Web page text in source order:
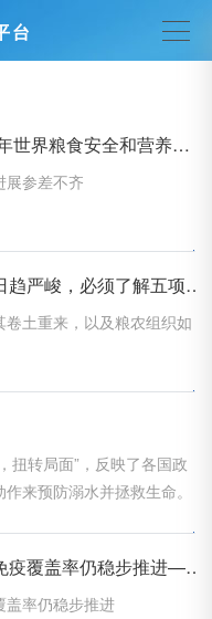
台
联合国五大机构联合发布《2026年世界粮食安全和营养状况》报告
展参差不齐
新世界螺旋蝇对动物健康的威胁日趋严峻，必须了解五项关键信息
土重来，以及粮农组织如
扭转局面”，反映了各国政
来预防溺水并拯救生命。
尽管存在冲突和犹豫，全球儿童免疫覆盖率仍稳步推进——联合国儿童基金会、世卫组织
盖率仍稳步推进